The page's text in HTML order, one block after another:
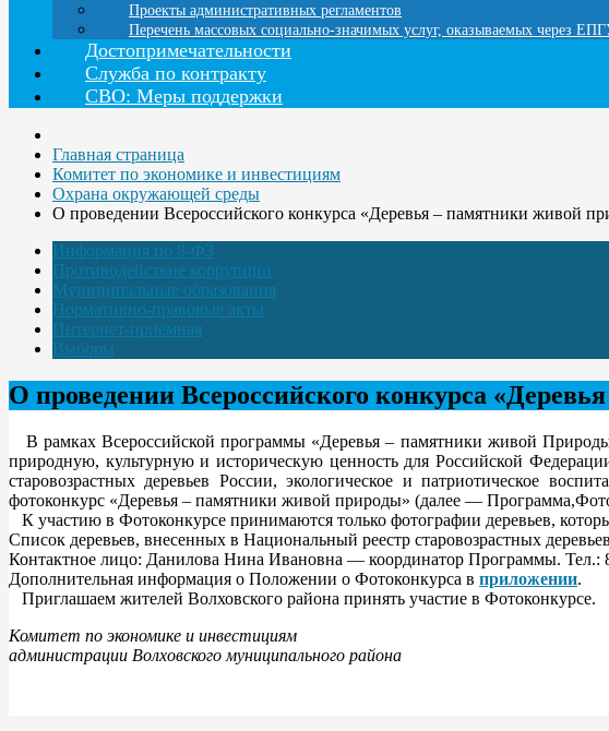
Проекты административных регламентов
Перечень массовых социально-значимых услуг, оказываемых через
Достопримечательности
Служба по контракту
СВО: Меры поддержки
Главная страница
Комитет по экономике и инвестициям
Охрана окружающей среды
О проведении Всероссийского конкурса «Деревья – памятники живой
Информация по 8-ФЗ
Противодействие коррупции
Муниципальные образования
Нормативно-правовые акты
Интернет-приёмная
Выборы
О проведении Всероссийского конкурса
В рамках Всероссийской программы «Деревья – памятники живой
природную, культурную и историческую ценность для Российской
старовозрастных деревьев России, экологическое и патриотическое
фотоконкурс «Деревья – памятники живой природы» (далее —
К участию в Фотоконкурсе принимаются только фотографии деревьев,
Список деревьев, внесенных в Национальный реестр старовозрастных
Контактное лицо: Данилова Нина Ивановна — координатор Программы. Тел.:
Дополнительная информация о Положении о Фотоконкурса в приложении.
Приглашаем жителей Волховского района принять участие в Фотоконкурсе.
Комитет по экономике и инвестициям
администрации Волховского муниципального района